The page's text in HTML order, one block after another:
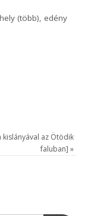
(több), edény
kislányával az Ötödik
faluban] »